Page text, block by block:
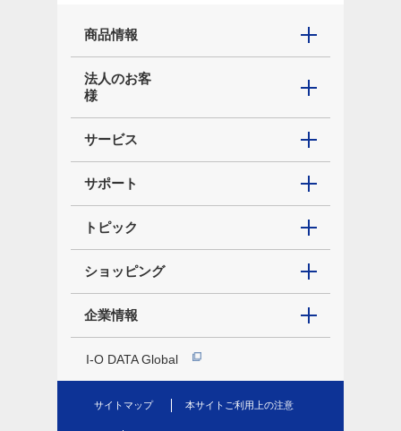
商品情報
法人のお客
様
サービス
サポート
トピック
ショッピング
企業情報
I-O DATA Global
サイトマップ 本サイトご利用上の注意